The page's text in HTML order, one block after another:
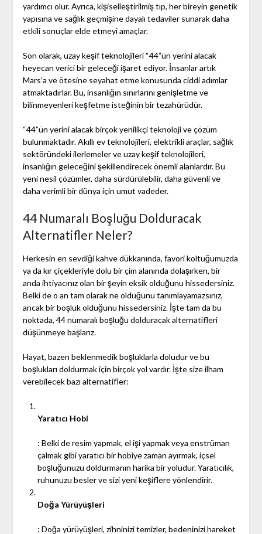
yardımcı olur. Ayrıca, kişiselleştirilmiş tıp, her bireyin genetik
yapısına ve sağlık geçmişine dayalı tedaviler sunarak daha
etkili sonuçlar elde etmeyi amaçlar.
Son olarak, uzay keşif teknolojileri “44”ün yerini alacak
heyecan verici bir geleceği işaret ediyor. İnsanlar artık
Mars’a ve ötesine seyahat etme konusunda ciddi adımlar
atmaktadırlar. Bu, insanlığın sınırlarını genişletme ve
bilinmeyenleri keşfetme isteğinin bir tezahürüdür.
“44”ün yerini alacak birçok yenilikçi teknoloji ve çözüm
bulunmaktadır. Akıllı ev teknolojileri, elektrikli araçlar, sağlık
sektöründeki ilerlemeler ve uzay keşif teknolojileri,
insanlığın geleceğini şekillendirecek önemli alanlardır. Bu
yeni nesil çözümler, daha sürdürülebilir, daha güvenli ve
daha verimli bir dünya için umut vadeder.
44 Numaralı Boşluğu Dolduracak
Alternatifler Neler?
Herkesin en sevdiği kahve dükkanında, favori koltuğumuzda
ya da kır çiçekleriyle dolu bir çim alanında dolaşırken, bir
anda ihtiyacınız olan bir şeyin eksik olduğunu hissedersiniz.
Belki de o an tam olarak ne olduğunu tanımlayamazsınız,
ancak bir boşluk olduğunu hissedersiniz. İşte tam da bu
noktada, 44 numaralı boşluğu dolduracak alternatifleri
düşünmeye başlarız.
Hayat, bazen beklenmedik boşluklarla doludur ve bu
boşlukları doldurmak için birçok yol vardır. İşte size ilham
verebilecek bazı alternatifler:
Yaratıcı Hobi
: Belki de resim yapmak, el işi yapmak veya enstrüman
çalmak gibi yaratıcı bir hobiye zaman ayırmak, içsel
boşluğunuzu doldurmanın harika bir yoludur. Yaratıcılık,
ruhunuzu besler ve sizi yeni keşiflere yönlendirir.
Doğa Yürüyüşleri
: Doğa yürüyüşleri, zihninizi temizler, bedeninizi hareket